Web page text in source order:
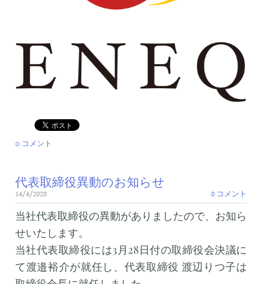
0 コメント
代表取締役異動のお知らせ
14/4/2020 0 コメント
当社代表取締役の異動がありましたので、お知ら
せいたします。
当社代表取締役には3月28日付の取締役会決議に
て渡邉裕介が就任し、代表取締役 渡辺りつ子は